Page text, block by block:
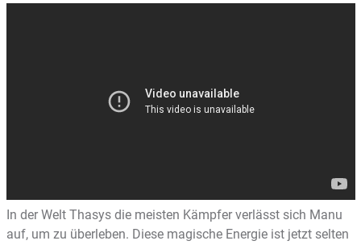
In der Welt Thasys die meisten Kämpfer verlässt sich Manu
auf, um zu überleben. Diese magische Energie ist jetzt selten